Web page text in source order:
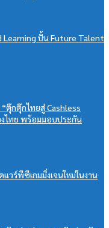
Learning ปั้น Future Talent
ตุ๊กตุ๊กไทยสู่ Cashless
งไทย พร้อมมอบประกัน
แวร์พีซีเกมมิ่งเจนใหม่ในงาน